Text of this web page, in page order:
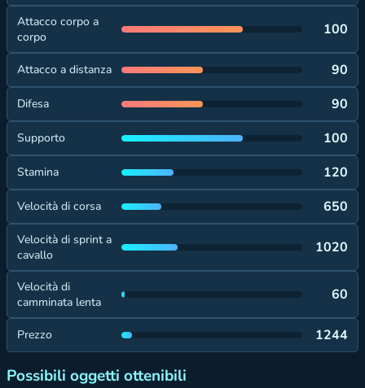
Attacco corpo a
corpo
100
Attacco a distanza 90
Difesa 90
Supporto 100
Stamina 120
Velocità di corsa 650
Velocità di sprint a
cavallo
1020
Velocità di
camminata lenta
60
Prezzo 1244
Possibili oggetti ottenibili